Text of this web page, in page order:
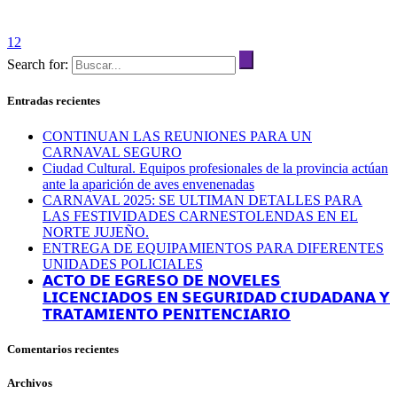
1 2
Search for:
Entradas recientes
CONTINUAN LAS REUNIONES PARA UN
CARNAVAL SEGURO
Ciudad Cultural. Equipos profesionales de la provincia actúan
ante la aparición de aves envenenadas
CARNAVAL 2025: SE ULTIMAN DETALLES PARA
LAS FESTIVIDADES CARNESTOLENDAS EN EL
NORTE JUJEÑO.
ENTREGA DE EQUIPAMIENTOS PARA DIFERENTES
UNIDADES POLICIALES
𝗔𝗖𝗧𝗢 𝗗𝗘 𝗘𝗚𝗥𝗘𝗦𝗢 𝗗𝗘 𝗡𝗢𝗩𝗘𝗟𝗘𝗦
𝗟𝗜𝗖𝗘𝗡𝗖𝗜𝗔𝗗𝗢𝗦 𝗘𝗡 𝗦𝗘𝗚𝗨𝗥𝗜𝗗𝗔𝗗 𝗖𝗜𝗨𝗗𝗔𝗗𝗔𝗡𝗔 𝗬
𝗧𝗥𝗔𝗧𝗔𝗠𝗜𝗘𝗡𝗧𝗢 𝗣𝗘𝗡𝗜𝗧𝗘𝗡𝗖𝗜𝗔𝗥𝗜𝗢
Comentarios recientes
Archivos